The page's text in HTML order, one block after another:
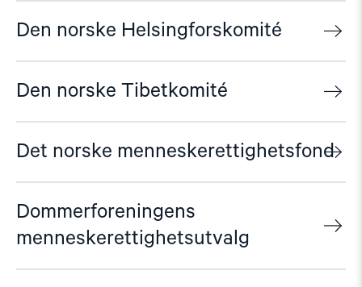
Den norske Helsingforskomité
Den norske Tibetkomité
Det norske menneskerettighetsfond
Dommerforeningens
menneskerettighetsutvalg